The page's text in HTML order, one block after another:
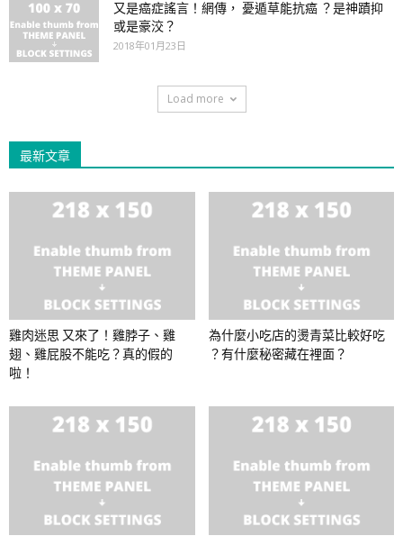
又是癌症謠言！網傳， 憂遁草能抗癌 ？是神蹟抑
或是豪洨？
2018年01月23日
Load more
最新文章
雞肉迷思 又來了！雞脖子、雞
翅、雞屁股不能吃？真的假的
啦！
為什麼小吃店的燙青菜比較好吃
？有什麼秘密藏在裡面？